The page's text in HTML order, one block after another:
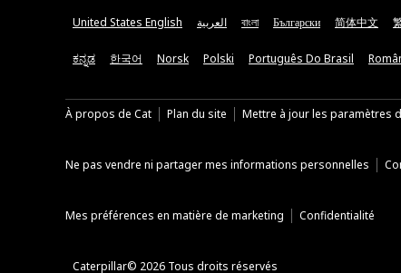
United States English العربية বাংলা Български 简体中文
ಕನ್ನಡ 한국어 Norsk Polski Português Do Brasil
À propos de Cat Plan du site Mettre à jour les paramètres
Ne pas vendre ni partager mes informations personnelles
Mes préférences en matière de marketing Confidentialité
Caterpillar© 2026 Tous droits réservés